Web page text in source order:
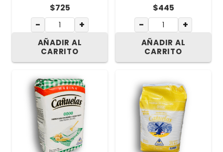
$725
− +
AÑADIR AL
CARRITO
$445
− +
AÑADIR AL
CARRITO